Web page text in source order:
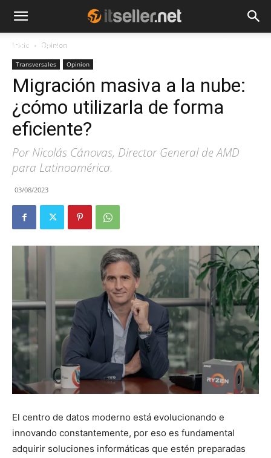
NOTICIAS
Inicio Opinion
Transversales Opinion
Migración masiva a la nube:
¿cómo utilizarla de forma
eficiente?
Por Nicolás Cánovas, Director General de AMD
para Latinoamérica.
03/08/2023
El centro de datos moderno está evolucionando e
innovando constantemente, por eso es fundamental
adquirir soluciones informáticas que estén preparadas